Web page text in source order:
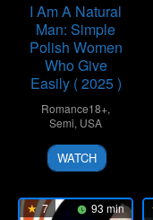
I Am A Natural
Man: Simple
Polish Women
Who Give
Easily ( 2025 )
Romance18+,
Semi, USA
WATCH
7 93 min